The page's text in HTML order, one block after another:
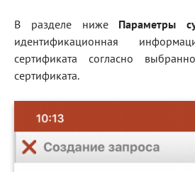
В разделе ниже Параметры
идентификационная
сертификата согласно
сертификата.